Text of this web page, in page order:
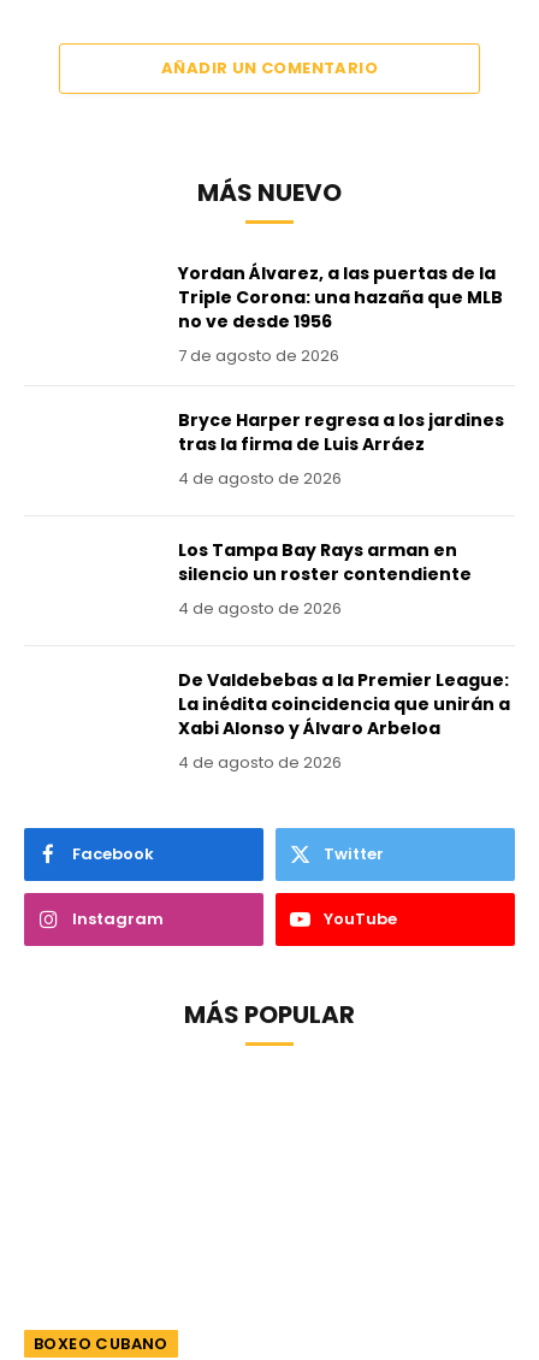
AÑADIR UN COMENTARIO
MÁS NUEVO
Yordan Álvarez, a las puertas de la
Triple Corona: una hazaña que MLB
no ve desde 1956
7 de agosto de 2026
Bryce Harper regresa a los jardines
tras la firma de Luis Arráez
4 de agosto de 2026
Los Tampa Bay Rays arman en
silencio un roster contendiente
4 de agosto de 2026
De Valdebebas a la Premier League:
La inédita coincidencia que unirán a
Xabi Alonso y Álvaro Arbeloa
4 de agosto de 2026
Facebook Twitter
Instagram YouTube
MÁS POPULAR
BOXEO CUBANO